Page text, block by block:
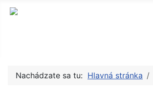
Nachádzate sa tu: Hlavná stránka